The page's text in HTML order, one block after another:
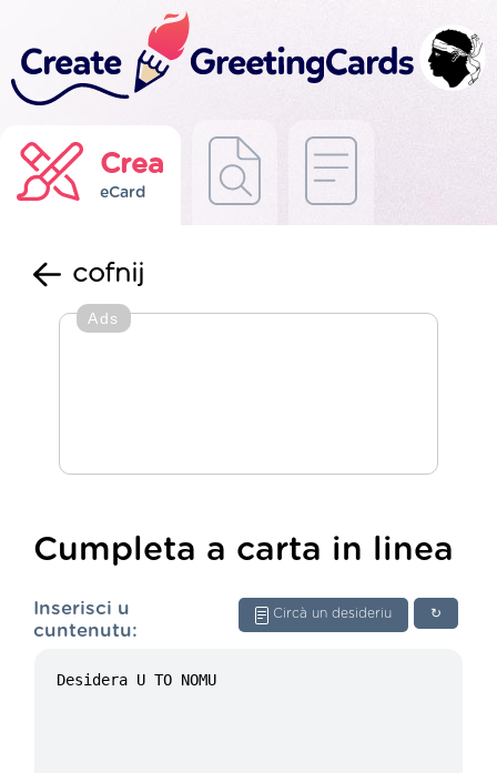
Crea
eCard
cofnij
Ads
Cumpleta a carta in linea
↻
Circà un desideriu
Inserisci u
cuntenutu: